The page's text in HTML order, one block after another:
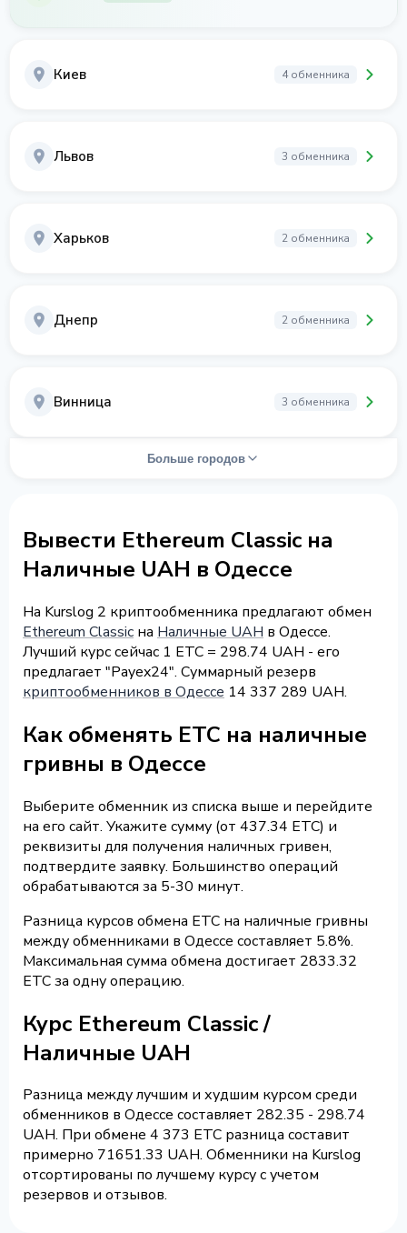
Киев 4 обменника
Львов 3 обменника
Харьков 2 обменника
Днепр 2 обменника
Винница 3 обменника
Больше городов
Вывести Ethereum Classic на
Наличные UAH в Одессе
На Kurslog 2 криптообменника предлагают обмен
Ethereum Classic на Наличные UAH в Одессе.
Лучший курс сейчас 1 ETC = 298.74 UAH - его
предлагает "Payex24". Суммарный резерв
криптообменников в Одессе 14 337 289 UAH.
Как обменять ETC на наличные
гривны в Одессе
Выберите обменник из списка выше и перейдите
на его сайт. Укажите сумму (от 437.34 ETC) и
реквизиты для получения наличных гривен,
подтвердите заявку. Большинство операций
обрабатываются за 5-30 минут.
Разница курсов обмена ETC на наличные гривны
между обменниками в Одессе составляет 5.8%.
Максимальная сумма обмена достигает 2833.32
ETC за одну операцию.
Курс Ethereum Classic /
Наличные UAH
Разница между лучшим и худшим курсом среди
обменников в Одессе составляет 282.35 - 298.74
UAH. При обмене 4 373 ETC разница составит
примерно 71651.33 UAH. Обменники на Kurslog
отсортированы по лучшему курсу с учетом
резервов и отзывов.